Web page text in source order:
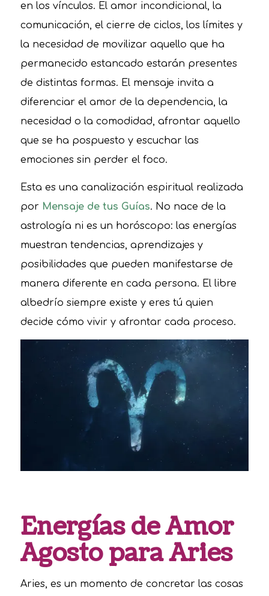
en los vínculos. El amor incondicional, la
comunicación, el cierre de ciclos, los límites y
la necesidad de movilizar aquello que ha
permanecido estancado estarán presentes
de distintas formas. El mensaje invita a
diferenciar el amor de la dependencia, la
necesidad o la comodidad, afrontar aquello
que se ha pospuesto y escuchar las
emociones sin perder el foco.
Esta es una canalización espiritual realizada
por Mensaje de tus Guías. No nace de la
astrología ni es un horóscopo: las energías
muestran tendencias, aprendizajes y
posibilidades que pueden manifestarse de
manera diferente en cada persona. El libre
albedrío siempre existe y eres tú quien
decide cómo vivir y afrontar cada proceso.
Energías de Amor
Agosto para Aries
Aries, es un momento de concretar las cosas